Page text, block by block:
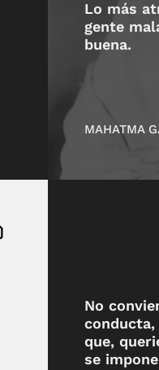
Lo más
gente
buena.
MAHATMA
No
que,
se